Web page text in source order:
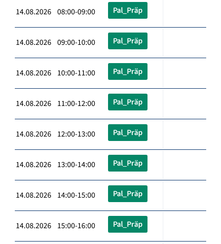
14.08.2026 08:00-09:00 Pal_Präp
14.08.2026 09:00-10:00 Pal_Präp
14.08.2026 10:00-11:00 Pal_Präp
14.08.2026 11:00-12:00 Pal_Präp
14.08.2026 12:00-13:00 Pal_Präp
14.08.2026 13:00-14:00 Pal_Präp
14.08.2026 14:00-15:00 Pal_Präp
14.08.2026 15:00-16:00 Pal_Präp